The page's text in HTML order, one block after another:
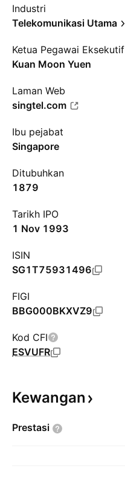
Industri
Telekomunikasi Utama
Ketua Pegawai Eksekutif
Kuan Moon Yuen
Laman Web
singtel.com
Ibu pejabat
Singapore
Ditubuhkan
1879
Tarikh IPO
1 Nov 1993
ISIN
SG1T75931496
FIGI
BBG000BKXVZ9
Kod CFI
ESVUFR
Kewangan
Prestasi